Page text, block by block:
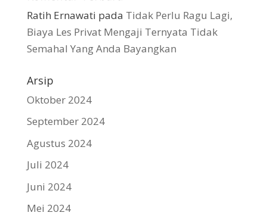
Ratih Ernawati pada Tidak Perlu Ragu Lagi,
Biaya Les Privat Mengaji Ternyata Tidak
Semahal Yang Anda Bayangkan
Arsip
Oktober 2024
September 2024
Agustus 2024
Juli 2024
Juni 2024
Mei 2024